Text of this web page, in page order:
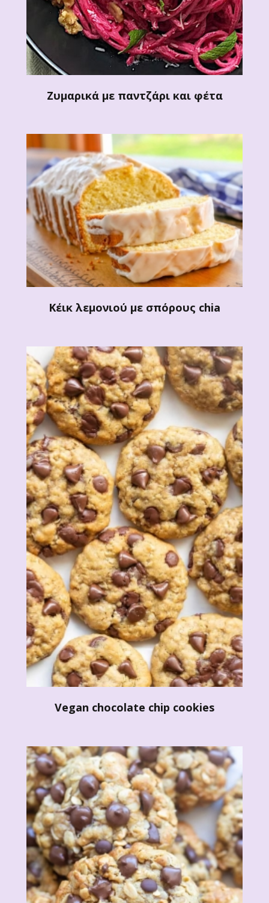
Ζυμαρικά με παντζάρι και φέτα
Κέικ λεμονιού με σπόρους chia
Vegan chocolate chip cookies